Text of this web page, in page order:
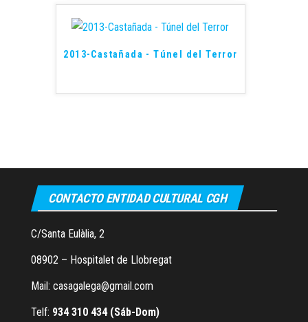
2013-Castañada - Túnel del Terror
CONTACTO ENTIDAD CULTURAL CGH
C/Santa Eulàlia, 2
08902 – Hospitalet de Llobregat
Mail: casagalega@gmail.com
Telf: 934 310 434 (Sáb-Dom)